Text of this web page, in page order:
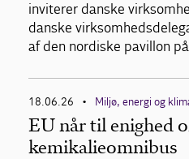
inviterer danske
danske
af den nordiske pavillon
18.06.26 • Miljø, energi og
EU når til enighed
kemikalieomnibus